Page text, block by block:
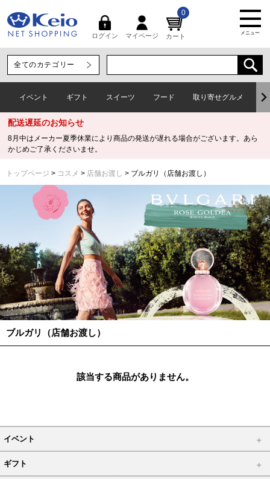
ログイン マイページ カート
0
メニュー
イベント ギフト スイーツ フード 取り寄せグルメ
配送遅延のお知らせ
8月中はメーカー夏季休業により商品の発送が遅れる場合がございます。あら
かじめご了承くださいませ。
トップページ コスメ 店舗お渡し ブルガリ（店舗お渡し）
ブルガリ（店舗お渡し）
該当する商品がありません。
イベント
ギフト